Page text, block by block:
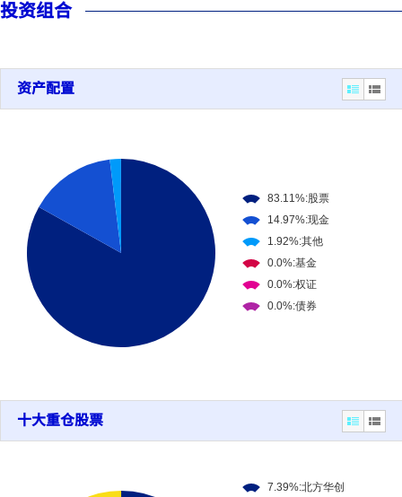
投资组合
资产配置
十大重仓股票